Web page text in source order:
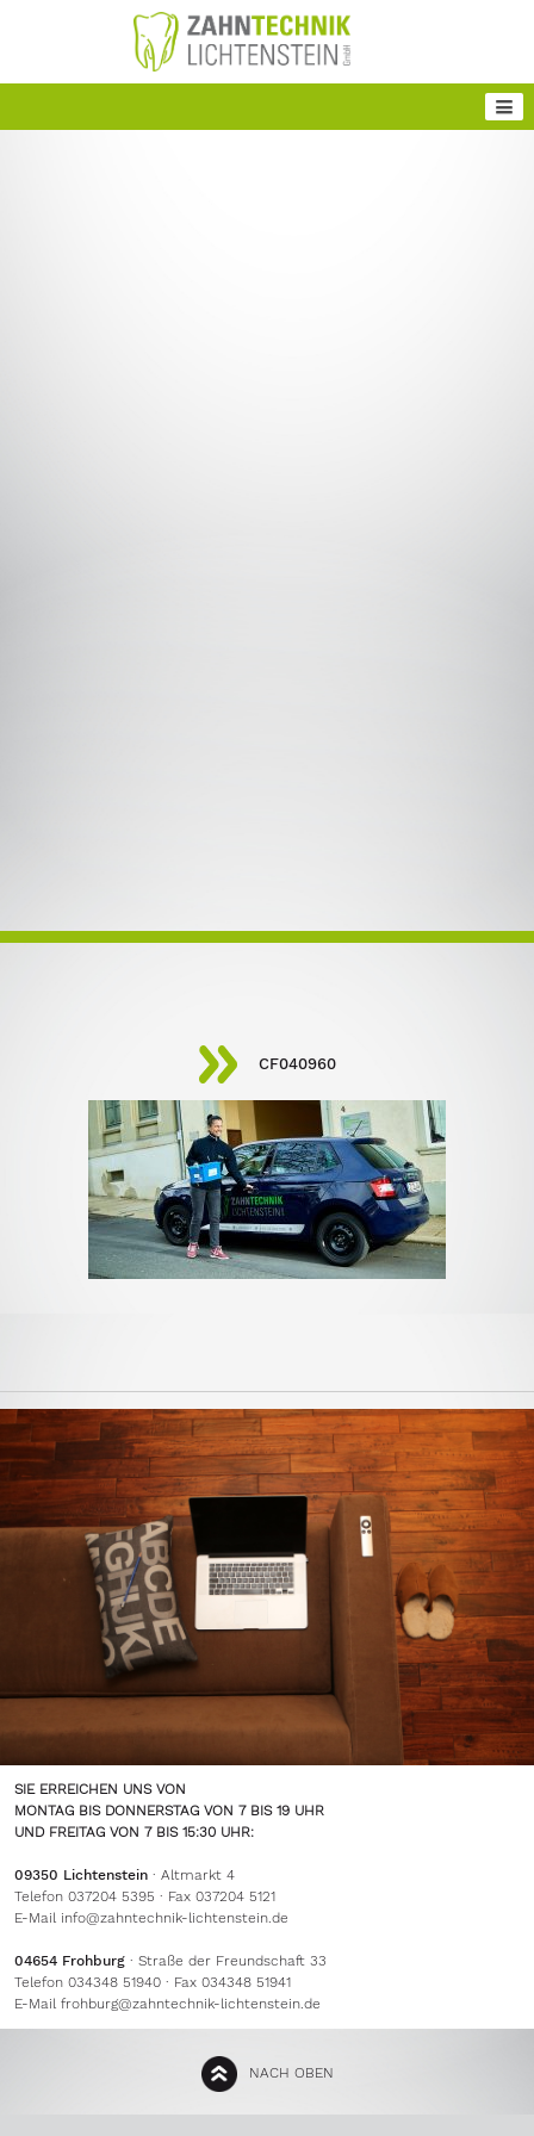
CF040960
SIE ERREICHEN UNS VON
MONTAG BIS DONNERSTAG VON 7 BIS 19 UHR
UND FREITAG VON 7 BIS 15:30 UHR:
09350 Lichtenstein· Altmarkt 4
Telefon 037204 5395 · Fax 037204 5121
E-Mail info@zahntechnik-lichtenstein.de
04654 Frohburg· Straße der Freundschaft 33
Telefon 034348 51940 · Fax 034348 51941
E-Mail frohburg@zahntechnik-lichtenstein.de
NACH OBEN